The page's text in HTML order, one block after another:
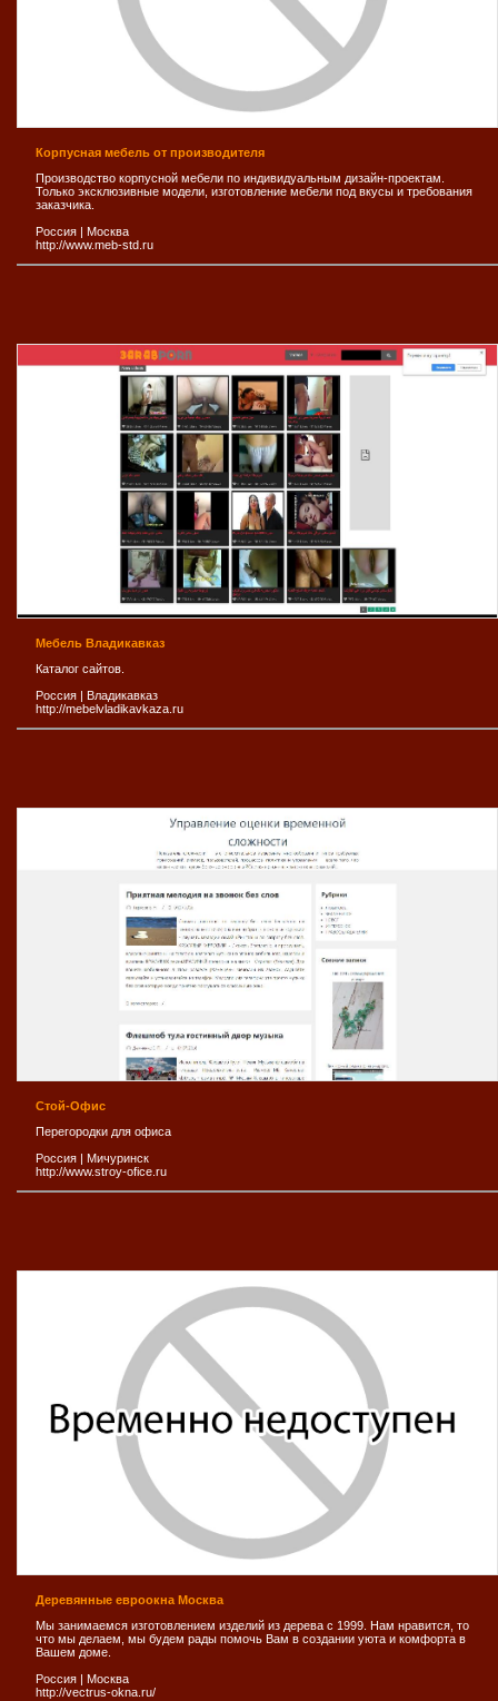
Корпусная мебель от производителя
Производство корпусной мебели по индивидуальным дизайн-проектам.
Только эксклюзивные модели, изготовление мебели под вкусы и требования
заказчика.
Россия | Москва
http://www.meb-std.ru
Мебель Владикавказ
Каталог сайтов.
Россия | Владикавказ
http://mebelvladikavkaza.ru
Стой-Офис
Перегородки для офиса
Россия
Мичуринск
http://www.stroy-ofice.ru
Деревянные евроокна Москва
Мы занимаемся изготовлением изделий из дерева с 1999. Нам нравится, то
что мы делаем, мы будем рады помочь Вам в создании уюта и комфорта в
Вашем доме.
Россия
Москва
http://vectrus-okna.ru/